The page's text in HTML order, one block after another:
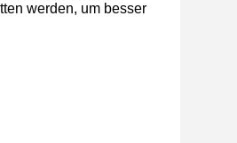
werden, um besser